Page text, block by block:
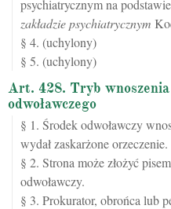
psychiatrycznym na podstawie
zakładzie psychiatrycznym
§ 4. (uchylony)
§ 5. (uchylony)
Art. 428. Tryb
odwoławczego
§ 1. Środek odwoławczy
wydał zaskarżone orzeczenie.
§ 2. Strona może złożyć
odwoławczy.
§ 3. Prokurator, obrońca lub